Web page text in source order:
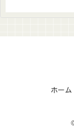
ホーム